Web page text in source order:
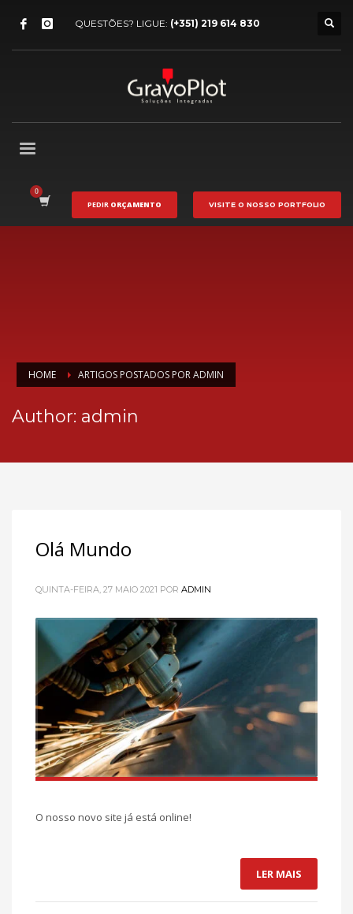
QUESTÕES? LIGUE: (+351) 219 614 830
PEDIR ORÇAMENTO VISITE O NOSSO PORTFOLIO
HOME ARTIGOS POSTADOS POR ADMIN
Author: admin
Olá Mundo
QUINTA-FEIRA, 27 MAIO 2021 POR ADMIN
O nosso novo site já está online!
LER MAIS